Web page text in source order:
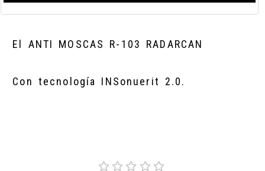
El ANTI MOSCAS R-103 RADARCAN
Con tecnología INSonuerit 2.0.